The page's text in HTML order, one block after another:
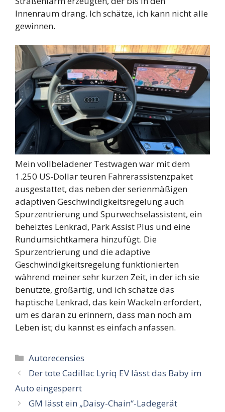
Innenraum drang. Ich schätze, ich kann nicht alle
gewinnen.
Mein vollbeladener Testwagen war mit dem
1.250 US-Dollar teuren Fahrerassistenzpaket
ausgestattet, das neben der serienmäßigen
adaptiven Geschwindigkeitsregelung auch
Spurzentrierung und Spurwechselassistent, ein
beheiztes Lenkrad, Park Assist Plus und eine
Rundumsichtkamera hinzufügt. Die
Spurzentrierung und die adaptive
Geschwindigkeitsregelung funktionierten
während meiner sehr kurzen Zeit, in der ich sie
benutzte, großartig, und ich schätze das
haptische Lenkrad, das kein Wackeln erfordert,
um es daran zu erinnern, dass man noch am
Leben ist; du kannst es einfach anfassen.
Categorieën
Autorecensies
Der tote Cadillac Lyriq EV lässt das Baby im
Auto eingesperrt
GM lässt ein „Daisy-Chain“-Ladegerät